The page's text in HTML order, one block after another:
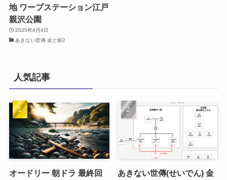
地 ワープステーション江戸
親沢公園
2025年4月4日
あきない世傳 金と銀2
人気記事
オードリー 朝ドラ 最終回
あきない世傳(せいでん) 金